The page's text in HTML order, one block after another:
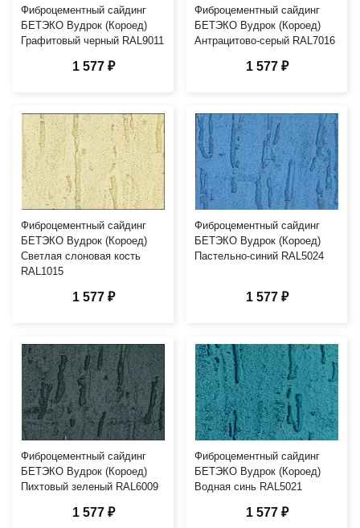
Фиброцементный сайдинг
БЕТЭКО Вудрок (Короед)
Графитовый черный RAL9011
1 577 ₽
Фиброцементный сайдинг
БЕТЭКО Вудрок (Короед)
Антрацитово-серый RAL7016
1 577 ₽
Фиброцементный сайдинг
БЕТЭКО Вудрок (Короед)
Светлая слоновая кость
RAL1015
1 577 ₽
Фиброцементный сайдинг
БЕТЭКО Вудрок (Короед)
Пастельно-синий RAL5024
1 577 ₽
Фиброцементный сайдинг
БЕТЭКО Вудрок (Короед)
Пихтовый зеленый RAL6009
1 577 ₽
Фиброцементный сайдинг
БЕТЭКО Вудрок (Короед)
Водная синь RAL5021
1 577 ₽